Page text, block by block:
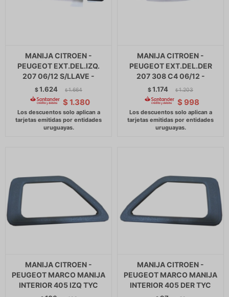
MANIJA CITROEN -
PEUGEOT EXT.DEL.IZQ.
207 06/12 S/LLAVE -
$1.624 $ 1.664
$ 1.380
MANIJA CITROEN -
PEUGEOT EXT.DEL.DER
207 308 C4 06/12 -
$1.174 $ 1.203
$ 998
MANIJA CITROEN -
PEUGEOT MARCO MANIJA
INTERIOR 405 IZQ TYC
MANIJA CITROEN -
PEUGEOT MARCO MANIJA
INTERIOR 405 DER TYC